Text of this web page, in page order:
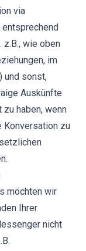
via
z.B., wie oben
im
und sonst,
Auskünfte
haben, wenn
Konversation zu
möchten wir
Ihrer
nicht